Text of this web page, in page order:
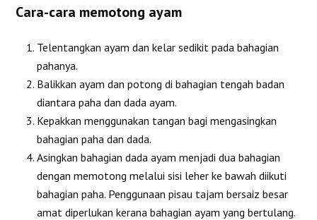
Cara-cara memotong ayam
Telentangkan ayam dan kelar sedikit pada bahagian
pahanya.
Balikkan ayam dan potong di bahagian tengah badan
diantara paha dan dada ayam.
Kepakkan menggunakan tangan bagi mengasingkan
bahagian paha dan dada.
Asingkan bahagian dada ayam menjadi dua bahagian
dengan memotong melalui sisi leher ke bawah diikuti
bahagian paha. Penggunaan pisau tajam bersaiz besar
amat diperlukan kerana bahagian ayam yang bertulang.